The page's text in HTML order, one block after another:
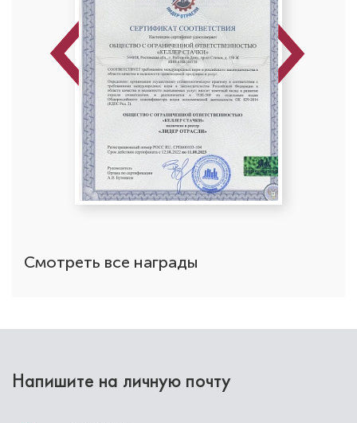
Минасян Вартуи Хачатуровна
Стоматолог-детский
Previous Next
Смотреть все награды
Напишите на личную почту